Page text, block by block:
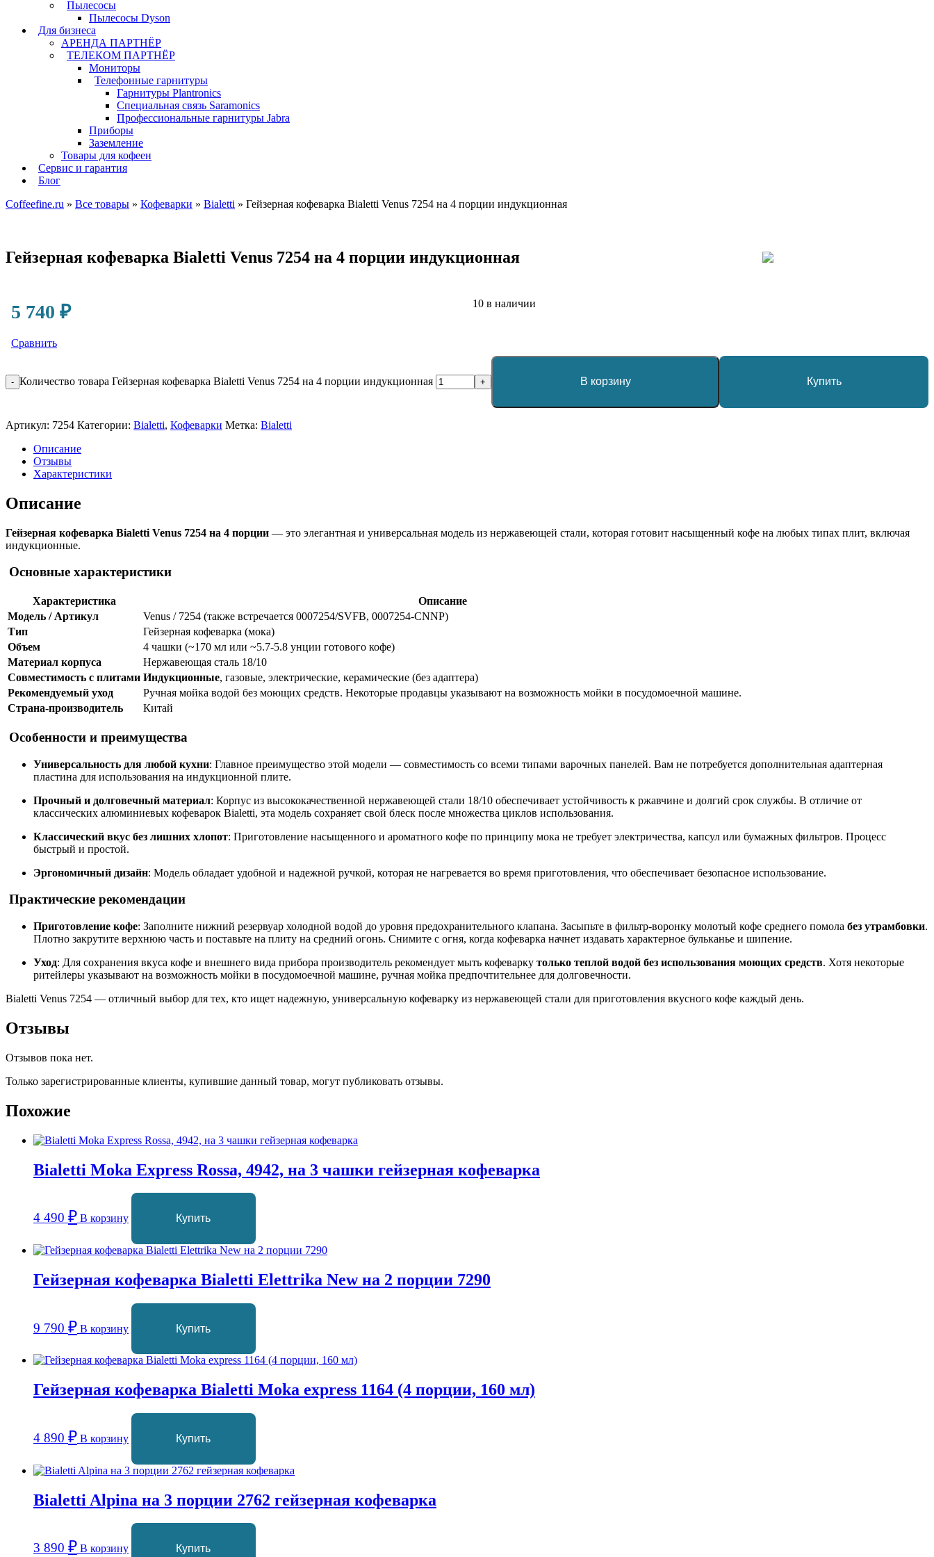
Пылесосы
Пылесосы Dyson
Для бизнеса
АРЕНДА ПАРТНЁР
ТЕЛЕКОМ ПАРТНЁР
Мониторы
Телефонные гарнитуры
Гарнитуры Plantronics
Специальная связь Saramonics
Профессиональные гарнитуры Jabra
Приборы
Заземление
Товары для кофеен
Сервис и гарантия
Блог
Coffeefine.ru » Все товары » Кофеварки » Bialetti » Гейзерная кофеварка Bialetti Venus 7254 на 4 порции индукционная
Гейзерная кофеварка Bialetti Venus 7254 на 4 порции индукционная
5 740 ₽
Сравнить
10 в наличии
- Количество товара Гейзерная кофеварка Bialetti Venus 7254 на 4 порции индукционная + В корзину Купить
Артикул: 7254 Категории: Bialetti, Кофеварки Метка: Bialetti
Описание
Отзывы
Характеристики
Описание
Гейзерная кофеварка Bialetti Venus 7254 на 4 порции — это элегантная и универсальная модель из нержавеющей стали, которая готовит насыщенный кофе на любых типах плит, включая
индукционные.
Основные характеристики
Характеристика
Описание
Модель / Артикул
Venus / 7254 (также встречается 0007254/SVFB, 0007254-CNNP)
Тип
Гейзерная кофеварка (мока)
Объем
4 чашки (~170 мл или ~5.7-5.8 унции готового кофе)
Материал корпуса
Нержавеющая сталь 18/10
Совместимость с плитами Индукционные, газовые, электрические, керамические (без адаптера)
Рекомендуемый уход
Ручная мойка водой без моющих средств. Некоторые продавцы указывают на возможность мойки в посудомоечной машине.
Страна-производитель
Китай
Особенности и преимущества
Универсальность для любой кухни: Главное преимущество этой модели — совместимость со всеми типами варочных панелей. Вам не потребуется дополнительная адаптерная
пластина для использования на индукционной плите.
Прочный и долговечный материал: Корпус из высококачественной нержавеющей стали 18/10 обеспечивает устойчивость к ржавчине и долгий срок службы. В отличие от
классических алюминиевых кофеварок Bialetti, эта модель сохраняет свой блеск после множества циклов использования.
Классический вкус без лишних хлопот: Приготовление насыщенного и ароматного кофе по принципу мока не требует электричества, капсул или бумажных фильтров. Процесс
быстрый и простой.
Эргономичный дизайн: Модель обладает удобной и надежной ручкой, которая не нагревается во время приготовления, что обеспечивает безопасное использование.
Практические рекомендации
Приготовление кофе: Заполните нижний резервуар холодной водой до уровня предохранительного клапана. Засыпьте в фильтр-воронку молотый кофе среднего помола без утрамбовки.
Плотно закрутите верхнюю часть и поставьте на плиту на средний огонь. Снимите с огня, когда кофеварка начнет издавать характерное бульканье и шипение.
Уход: Для сохранения вкуса кофе и внешнего вида прибора производитель рекомендует мыть кофеварку только теплой водой без использования моющих средств. Хотя некоторые
ритейлеры указывают на возможность мойки в посудомоечной машине, ручная мойка предпочтительнее для долговечности.
Bialetti Venus 7254 — отличный выбор для тех, кто ищет надежную, универсальную кофеварку из нержавеющей стали для приготовления вкусного кофе каждый день.
Отзывы
Отзывов пока нет.
Только зарегистрированные клиенты, купившие данный товар, могут публиковать отзывы.
Похожие
Bialetti Moka Express Rossa, 4942, на 3 чашки гейзерная кофеварка
4 490 ₽ В корзину Купить
Гейзерная кофеварка Bialetti Elettrika New на 2 порции 7290
9 790 ₽ В корзину Купить
Гейзерная кофеварка Bialetti Moka express 1164 (4 порции, 160 мл)
4 890 ₽ В корзину Купить
Bialetti Alpina на 3 порции 2762 гейзерная кофеварка
3 890 ₽ В корзину Купить